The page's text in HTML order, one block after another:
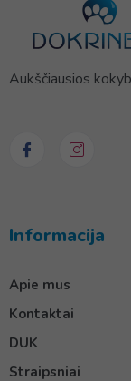
Aukščiausios
Informacija
Apie mus
Kontaktai
DUK
Straipsniai